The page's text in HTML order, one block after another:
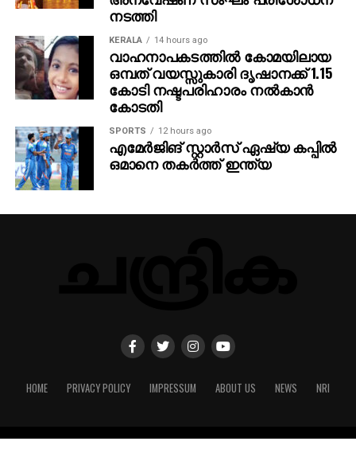
KERALA 14 hours ago
വാഹനാപകടത്തില്‍ കോമയിലായ
ഒമ്പത് വയസ്സുകാരി ദൃഷാനക്ക് 1.15
കോടി നഷ്ടപരിഹാരം നല്‍കാന്‍
കോടതി
SPORTS 12 hours ago
എമേര്‍ജിങ് സ്റ്റാര്‍സ് ഏഷ്യ കപ്പില്‍
ഒമാനെ തകര്‍ത്ത് ഇന്ത്യ
PRIVACY POLICY IMPRESSUM ABOUT US